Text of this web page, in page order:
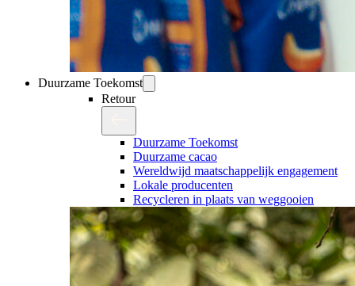
Duurzame Toekomst
Retour
Duurzame Toekomst
Duurzame cacao
Wereldwijd maatschappelijk engagement
Lokale producenten
Recycleren in plaats van weggooien